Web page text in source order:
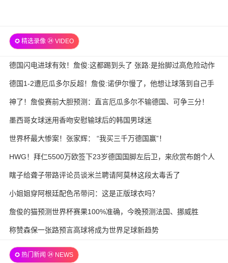
✪ 精选录像 ㉔ VIDEO
德国闪电进球有效！詹俊:这都踢到头了 张路:是抬脚过高危险动作
德国1-2遭厄瓜多尔反超！詹俊:诺伊尔慢了，他想让球落到自己手
里
神了！詹俊赛前大胆预测：直言厄瓜多尔不输德国、可争三分！
墨西哥女球迷用香吻安慰输球后的韩国男球迷
世界杯最大惨案！张家辉： “我买三千万德国赢”！
HWG！拜仁5500万欧签下23岁德国国脚左后卫，来欣赏布朗个人
集锦
瞎子给聋子带路评论员谈米兰聘请阿莫林这段太毒舌了
小姐姐穿阿根廷配色吊带问：这是正版球衣吗？
詹俊的猫预测世界杯赛果100%准确，今晚预测法国、挪威胜
称赞森保一张路预言高球将成为世界足球新趋势
✪ 热门新闻 ㉔ NEWS